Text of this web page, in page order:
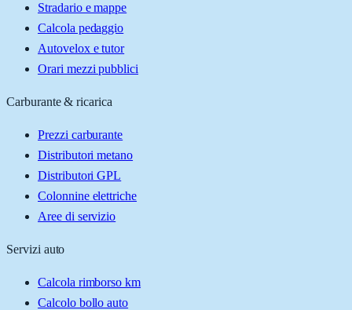
Stradario e mappe
Calcola pedaggio
Autovelox e tutor
Orari mezzi pubblici
Carburante & ricarica
Prezzi carburante
Distributori metano
Distributori GPL
Colonnine elettriche
Aree di servizio
Servizi auto
Calcola rimborso km
Calcolo bollo auto